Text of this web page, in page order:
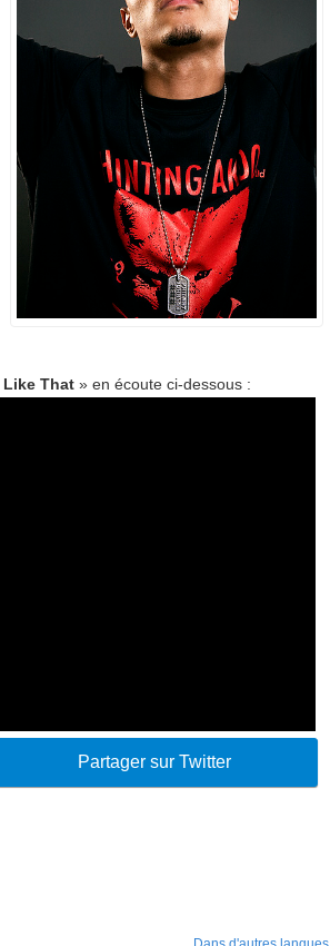
Like That » en écoute ci-dessous :
Partager sur Twitter